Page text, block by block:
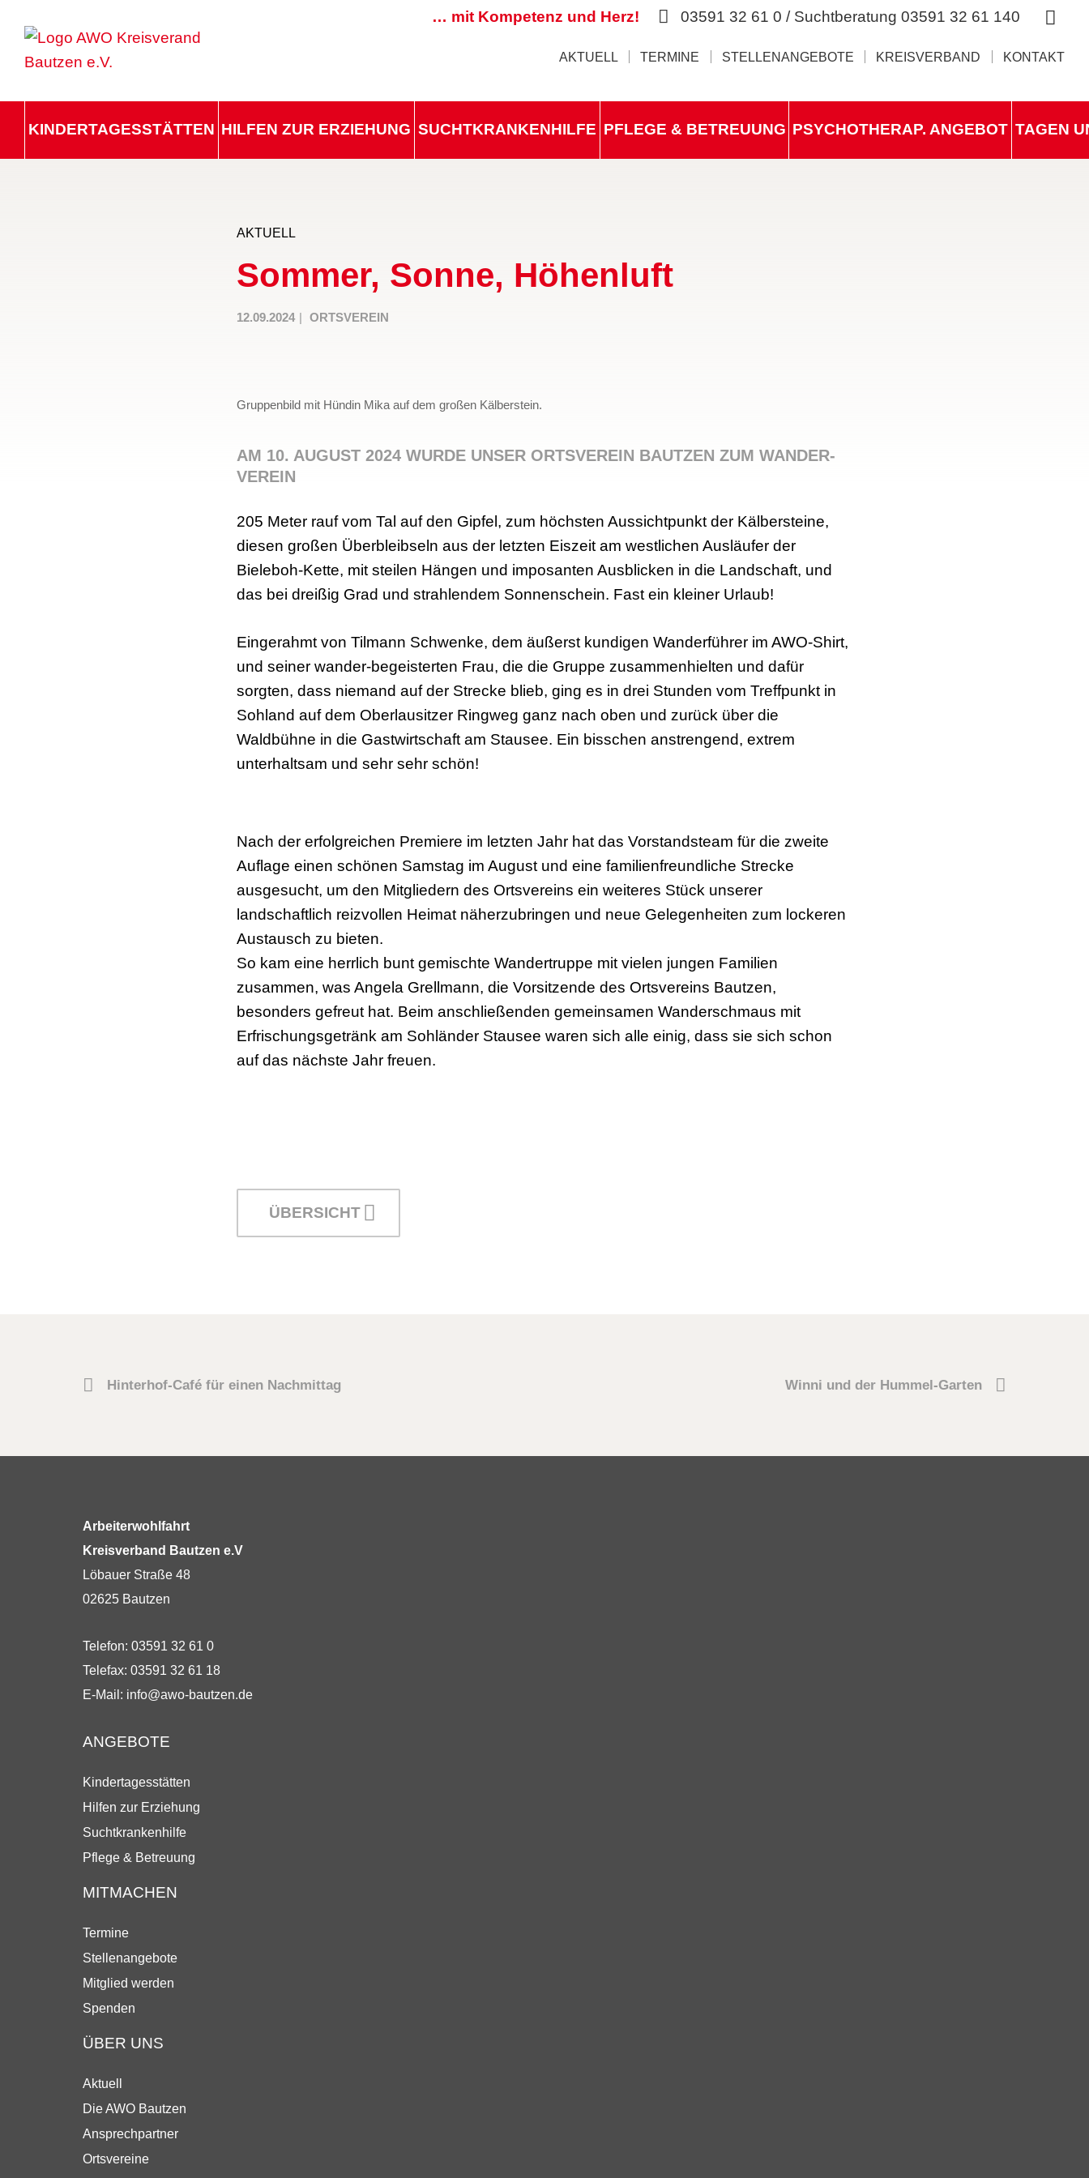
… mit Kompetenz und Herz! 03591 32 61 0 / Suchtberatung 03591 32 61 140
AKTUELL TERMINE STELLENANGEBOTE KREISVERBAND KONTAKT
KINDERTAGESSTÄTTEN HILFEN ZUR ERZIEHUNG SUCHTKRANKENHILFE PFLEGE & BETREUUNG PSYCHOTHERAP. ANGEBOT TAGEN
AKTUELL
Sommer, Sonne, Höhenluft
12.09.2024 ORTSVEREIN
Gruppenbild mit Hündin Mika auf dem großen Kälberstein.
AM 10. AUGUST 2024 WURDE UNSER ORTSVEREIN BAUTZEN ZUM WANDER-
VEREIN
205 Meter rauf vom Tal auf den Gipfel, zum höchsten Aussichtpunkt der Kälbersteine,
diesen großen Überbleibseln aus der letzten Eiszeit am westlichen Ausläufer der
Bieleboh-Kette, mit steilen Hängen und imposanten Ausblicken in die Landschaft, und
das bei dreißig Grad und strahlendem Sonnenschein. Fast ein kleiner Urlaub!
Eingerahmt von Tilmann Schwenke, dem äußerst kundigen Wanderführer im AWO-Shirt,
und seiner wander-begeisterten Frau, die die Gruppe zusammenhielten und dafür
sorgten, dass niemand auf der Strecke blieb, ging es in drei Stunden vom Treffpunkt in
Sohland auf dem Oberlausitzer Ringweg ganz nach oben und zurück über die
Waldbühne in die Gastwirtschaft am Stausee. Ein bisschen anstrengend, extrem
unterhaltsam und sehr sehr schön!
Nach der erfolgreichen Premiere im letzten Jahr hat das Vorstandsteam für die zweite
Auflage einen schönen Samstag im August und eine familienfreundliche Strecke
ausgesucht, um den Mitgliedern des Ortsvereins ein weiteres Stück unserer
landschaftlich reizvollen Heimat näherzubringen und neue Gelegenheiten zum lockeren
Austausch zu bieten.
So kam eine herrlich bunt gemischte Wandertruppe mit vielen jungen Familien
zusammen, was Angela Grellmann, die Vorsitzende des Ortsvereins Bautzen,
besonders gefreut hat. Beim anschließenden gemeinsamen Wanderschmaus mit
Erfrischungsgetränk am Sohländer Stausee waren sich alle einig, dass sie sich schon
auf das nächste Jahr freuen.
ÜBERSICHT
Hinterhof-Café für einen Nachmittag Winni und der Hummel-Garten
Arbeiterwohlfahrt
Kreisverband Bautzen e.V
Löbauer Straße 48
02625 Bautzen
Telefon: 03591 32 61 0
Telefax: 03591 32 61 18
E-Mail: info@awo-bautzen.de
ANGEBOTE
Kindertagesstätten
Hilfen zur Erziehung
Suchtkrankenhilfe
Pflege & Betreuung
MITMACHEN
Termine
Stellenangebote
Mitglied werden
Spenden
ÜBER UNS
Aktuell
Die AWO Bautzen
Ansprechpartner
Ortsvereine